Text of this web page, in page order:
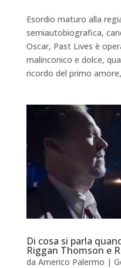
Esordio maturo alla
semiautobiografica,
Oscar, Past Lives è
malinconico e dolce,
ricordo del primo
Di cosa si parla
Riggan Thomson e
da Americo Palermo |